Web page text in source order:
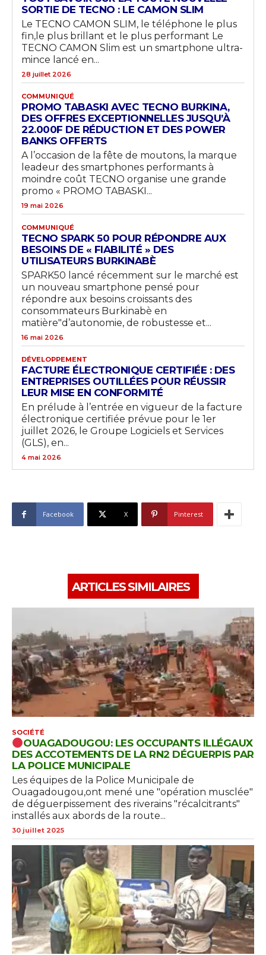
SORTIE DE TECNO : LE CAMON SLIM
Le TECNO CAMON SLIM, le téléphone le plus
fin,le plus brillant et le plus performant Le
TECNO CAMON Slim est un smartphone ultra-
mince lancé en...
28 juillet 2026
COMMUNIQUÉ
PROMO TABASKI AVEC TECNO BURKINA,
DES OFFRES EXCEPTIONNELLES JUSQU’À
22.000F DE RÉDUCTION ET DES POWER
BANKS OFFERTS
A l’occasion de la fête de moutons, la marque
leadeur des smartphones performants à
moindre coût TECNO organise une grande
promo « PROMO TABASKI...
19 mai 2026
COMMUNIQUÉ
TECNO SPARK 50 POUR RÉPONDRE AUX
BESOINS DE « FIABILITÉ » DES
UTILISATEURS BURKINABÈ
SPARK50 lancé récemment sur le marché est
un nouveau smartphone pensé pour
répondre aux besoins croissants des
consommateurs Burkinabè en
matière"d’autonomie, de robustesse et...
16 mai 2026
DÉVELOPPEMENT
FACTURE ÉLECTRONIQUE CERTIFIÉE : DES
ENTREPRISES OUTILLÉES POUR RÉUSSIR
LEUR MISE EN CONFORMITÉ
En prélude à l’entrée en vigueur de la facture
électronique certifiée prévue pour le 1er
juillet 2026, le Groupe Logiciels et Services
(GLS), en...
4 mai 2026
Facebook X Pinterest
ARTICLES SIMILAIRES
SOCIÉTÉ
OUAGADOUGOU: LES OCCUPANTS ILLÉGAUX
DES ACCOTEMENTS DE LA RN2 DÉGUERPIS PAR
LA POLICE MUNICIPALE
Les équipes de la Police Municipale de
Ouagadougou,ont mené une "opération musclée"
de déguerpissement des riverains "récalcitrants"
installés aux abords de la route...
30 juillet 2025